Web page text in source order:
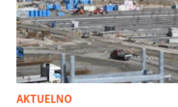
AKTUELNO